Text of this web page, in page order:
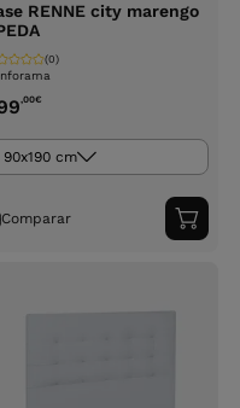
RENNE city marengo
(0)
,00€
90x190 cm
Comparar
ao